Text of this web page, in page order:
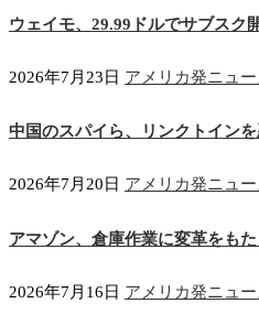
ウェイモ、29.99ドルでサブスク
2026年7月23日 アメリカ発ニュー
中国のスパイら、リンクトイン
2026年7月20日 アメリカ発ニュー
アマゾン、倉庫作業に変革をも
2026年7月16日 アメリカ発ニュー